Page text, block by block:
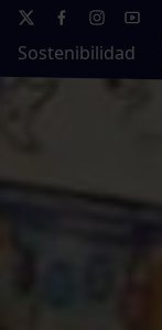
Sostenibilidad